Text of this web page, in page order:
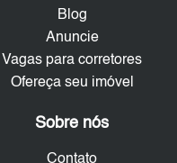
Blog
Anuncie
Vagas para corretores
Ofereça seu imóvel
Sobre nós
Contato